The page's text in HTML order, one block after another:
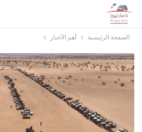
الصفحة الرئيسية أهم الأخبار